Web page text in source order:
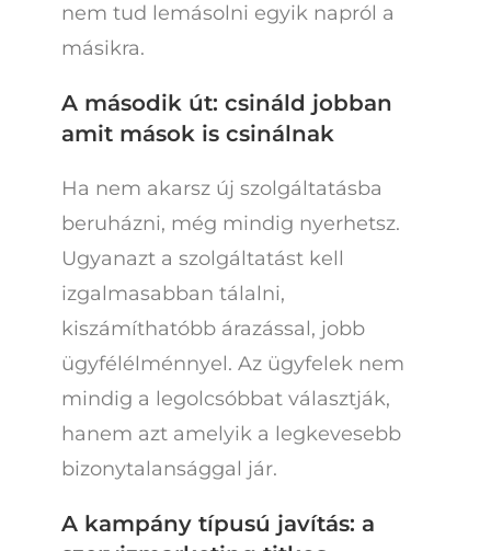
nem tud lemásolni egyik napról a
másikra.
A második út: csináld jobban
amit mások is csinálnak
Ha nem akarsz új szolgáltatásba
beruházni, még mindig nyerhetsz.
Ugyanazt a szolgáltatást kell
izgalmasabban tálalni,
kiszámíthatóbb árazással, jobb
ügyfélélménnyel. Az ügyfelek nem
mindig a legolcsóbbat választják,
hanem azt amelyik a legkevesebb
bizonytalansággal jár.
A kampány típusú javítás: a